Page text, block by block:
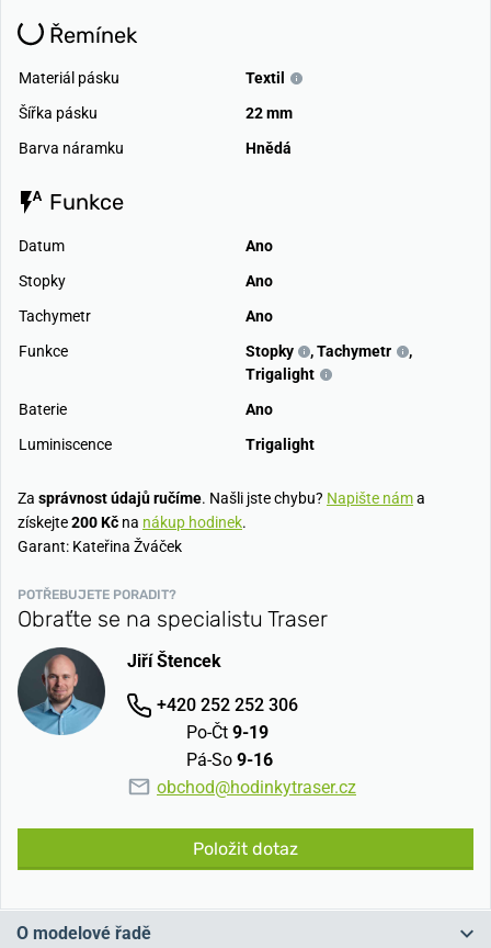
Řemínek
Materiál pásku
Textil
Šířka pásku
22 mm
Barva náramku
Hnědá
Funkce
Datum
Ano
Stopky
Ano
Tachymetr
Ano
Funkce
Stopky ,Tachymetr
,
Trigalight
Baterie
Ano
Luminiscence
Trigalight
Za správnost údajů ručíme. Našli jste chybu? Napište náma
získejte200 Kč na nákup hodinek.
Garant: Kateřina Žváček
POTŘEBUJETE PORADIT?
Obraťte se na specialistu Traser
Jiří Štencek
+420 252 252 306
Po-Čt 9-19
Pá-So 9-16
obchod@hodinkytraser.cz
Položit dotaz
O modelové řadě